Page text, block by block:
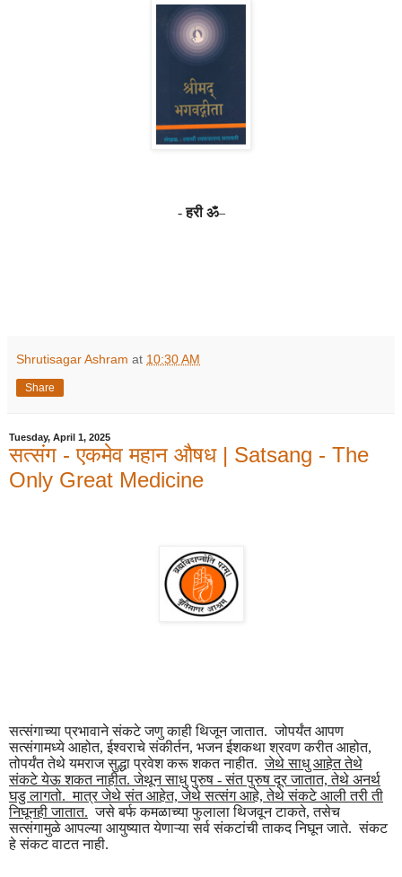
-हरी ॐ–
Shrutisagar Ashram at 10:30 AM
Share
Tuesday, April 1, 2025
सत्संग - एकमेव महान औषध | Satsang - The
Only Great Medicine
सत्संगाच्या प्रभावाने संकटे जणु काही थिजून जातात. जोपर्यंत आपण
सत्संगामध्ये आहोत, ईश्वराचे संकीर्तन, भजन ईशकथा श्रवण करीत आहोत,
तोपर्यंत तेथे यमराज सुद्धा प्रवेश करू शकत नाहीत.जेथे साधु आहेत तेथे
संकटे येऊ शकत नाहीत. जेथून साधु पुरुष - संत पुरुष दूर जातात, तेथे अनर्थ
घडु लागतो. मात्र जेथे संत आहेत, जेथे सत्संग आहे, तेथे संकटे आली तरी ती
निघूनही जातात. जसे बर्फ कमळाच्या फुलाला थिजवून टाकते, तसेच
सत्संगामुळे आपल्या आयुष्यात येणाऱ्या सर्व संकटांची ताकद निघून जाते. संकट
हे संकट वाटत नाही.